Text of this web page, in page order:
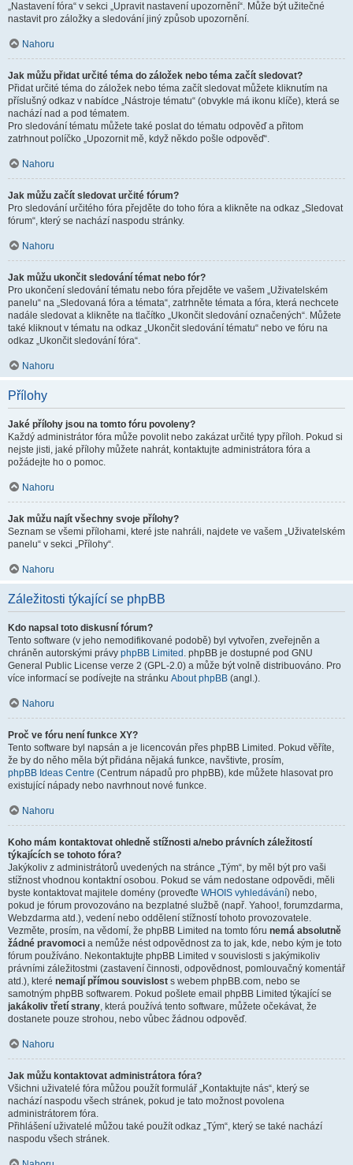
„Nastavení fóra“ v sekci „Upravit nastavení upozornění“. Může být užitečné
nastavit pro záložky a sledování jiný způsob upozornění.
Nahoru
Jak můžu přidat určité téma do záložek nebo téma začít sledovat?
Přidat určité téma do záložek nebo téma začít sledovat můžete kliknutím na
příslušný odkaz v nabídce „Nástroje tématu“ (obvykle má ikonu klíče), která se
nachází nad a pod tématem.
Pro sledování tématu můžete také poslat do tématu odpověď a přitom
zatrhnout políčko „Upozornit mě, když někdo pošle odpověď“.
Nahoru
Jak můžu začít sledovat určité fórum?
Pro sledování určitého fóra přejděte do toho fóra a klikněte na odkaz „Sledovat
fórum“, který se nachází naspodu stránky.
Nahoru
Jak můžu ukončit sledování témat nebo fór?
Pro ukončení sledování tématu nebo fóra přejděte ve vašem „Uživatelském
panelu“ na „Sledovaná fóra a témata“, zatrhněte témata a fóra, která nechcete
nadále sledovat a klikněte na tlačítko „Ukončit sledování označených“. Můžete
také kliknout v tématu na odkaz „Ukončit sledování tématu“ nebo ve fóru na
odkaz „Ukončit sledování fóra“.
Nahoru
Přílohy
Jaké přílohy jsou na tomto fóru povoleny?
Každý administrátor fóra může povolit nebo zakázat určité typy příloh. Pokud si
nejste jisti, jaké přílohy můžete nahrát, kontaktujte administrátora fóra a
požádejte ho o pomoc.
Nahoru
Jak můžu najít všechny svoje přílohy?
Seznam se všemi přílohami, které jste nahráli, najdete ve vašem „Uživatelském
panelu“ v sekci „Přílohy“.
Nahoru
Záležitosti týkající se phpBB
Kdo napsal toto diskusní fórum?
Tento software (v jeho nemodifikované podobě) byl vytvořen, zveřejněn a
chráněn autorskými právy phpBB Limited . phpBB je dostupné pod GNU
General Public License verze 2 (GPL-2.0) a může být volně distribuováno. Pro
více informací se podívejte na stránku About phpBB (angl.).
Nahoru
Proč ve fóru není funkce XY?
Tento software byl napsán a je licencován přes phpBB Limited. Pokud věříte,
že by do něho měla být přidána nějaká funkce, navštivte, prosím,
phpBB Ideas Centre (Centrum nápadů pro phpBB), kde můžete hlasovat pro
existující nápady nebo navrhnout nové funkce.
Nahoru
Koho mám kontaktovat ohledně stížnosti a/nebo právních záležitostí
týkajících se tohoto fóra?
Jakýkoliv z administrátorů uvedených na stránce „Tým“, by měl být pro vaši
stížnost vhodnou kontaktní osobou. Pokud se vám nedostane odpovědi, měli
byste kontaktovat majitele domény (proveďte WHOIS vyhledávání) nebo,
pokud je fórum provozováno na bezplatné službě (např. Yahoo!, forumzdarma,
Webzdarma atd.), vedení nebo oddělení stížností tohoto provozovatele.
Vezměte, prosím, na vědomí, že phpBB Limited na tomto fóru nemá absolutně
žádné pravomoci a nemůže nést odpovědnost za to jak, kde, nebo kým je toto
fórum používáno. Nekontaktujte phpBB Limited v souvislosti s jakýmikoliv
právními záležitostmi (zastavení činnosti, odpovědnost, pomlouvačný komentář
atd.), které nemají přímou souvislost s webem phpBB.com, nebo se
samotným phpBB softwarem. Pokud pošlete email phpBB Limited týkající se
jakákoliv třetí strany, která používá tento software, můžete očekávat, že
dostanete pouze strohou, nebo vůbec žádnou odpověď.
Nahoru
Jak můžu kontaktovat administrátora fóra?
Všichni uživatelé fóra můžou použít formulář „Kontaktujte nás“, který se
nachází naspodu všech stránek, pokud je tato možnost povolena
administrátorem fóra.
Přihlášení uživatelé můžou také použít odkaz „Tým“, který se také nachází
naspodu všech stránek.